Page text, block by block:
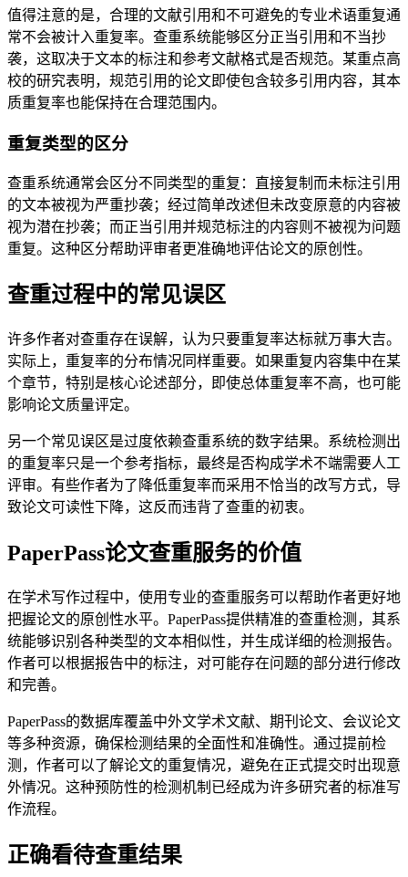
值得注意的是，合理的文献引用和不可避免的专业术语重复通
常不会被计入重复率。查重系统能够区分正当引用和不当抄
袭，这取决于文本的标注和参考文献格式是否规范。某重点高
校的研究表明，规范引用的论文即使包含较多引用内容，其本
质重复率也能保持在合理范围内。
重复类型的区分
查重系统通常会区分不同类型的重复：直接复制而未标注引用
的文本被视为严重抄袭；经过简单改述但未改变原意的内容被
视为潜在抄袭；而正当引用并规范标注的内容则不被视为问题
重复。这种区分帮助评审者更准确地评估论文的原创性。
查重过程中的常见误区
许多作者对查重存在误解，认为只要重复率达标就万事大吉。
实际上，重复率的分布情况同样重要。如果重复内容集中在某
个章节，特别是核心论述部分，即使总体重复率不高，也可能
影响论文质量评定。
另一个常见误区是过度依赖查重系统的数字结果。系统检测出
的重复率只是一个参考指标，最终是否构成学术不端需要人工
评审。有些作者为了降低重复率而采用不恰当的改写方式，导
致论文可读性下降，这反而违背了查重的初衷。
PaperPass论文查重服务的价值
在学术写作过程中，使用专业的查重服务可以帮助作者更好地
把握论文的原创性水平。PaperPass提供精准的查重检测，其系
统能够识别各种类型的文本相似性，并生成详细的检测报告。
作者可以根据报告中的标注，对可能存在问题的部分进行修改
和完善。
PaperPass的数据库覆盖中外文学术文献、期刊论文、会议论文
等多种资源，确保检测结果的全面性和准确性。通过提前检
测，作者可以了解论文的重复情况，避免在正式提交时出现意
外情况。这种预防性的检测机制已经成为许多研究者的标准写
作流程。
正确看待查重结果